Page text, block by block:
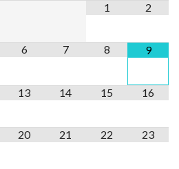
1
2
6 7 8 9
13 14 15 16
20 21 22 23